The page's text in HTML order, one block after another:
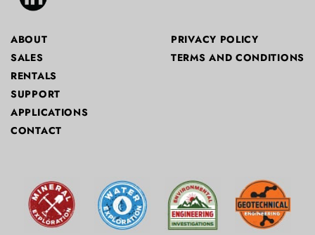
ABOUT
SALES
RENTALS
SUPPORT
APPLICATIONS
CONTACT
PRIVACY POLICY
TERMS AND CONDITIONS